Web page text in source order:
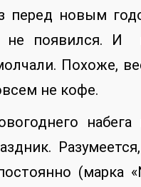
перед новым
не появился. И
Похоже,
не кофе.
набега
(марка